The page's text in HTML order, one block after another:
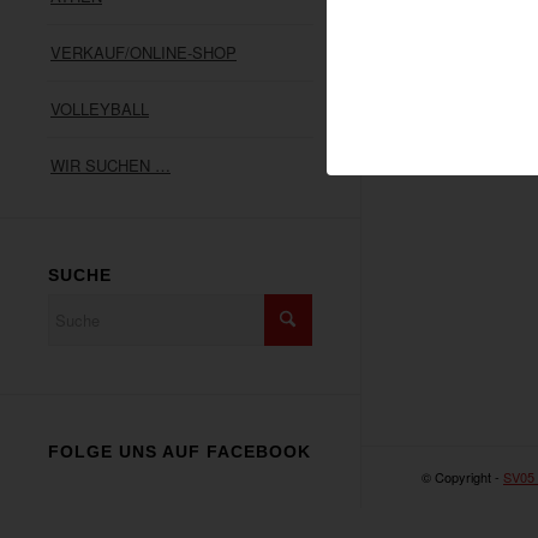
VERKAUF/ONLINE-SHOP
VOLLEYBALL
WIR SUCHEN …
SUCHE
FOLGE UNS AUF FACEBOOK
© Copyright -